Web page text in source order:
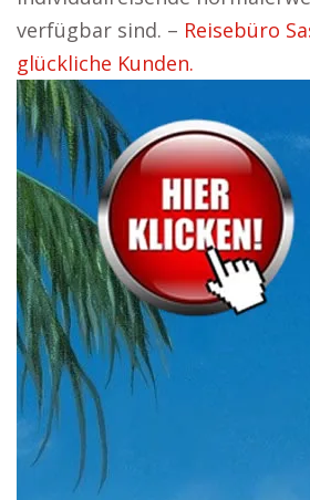
verfügbar sind. – Reisebüro
glückliche Kunden.